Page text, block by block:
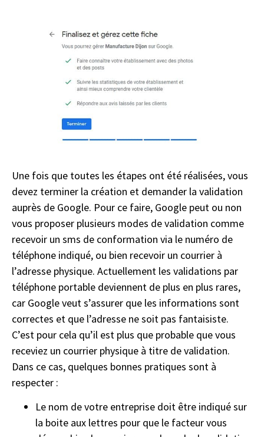
Une fois que toutes les étapes ont été réalisées, vous
devez terminer la création et demander la validation
auprès de Google. Pour ce faire, Google peut ou non
vous proposer plusieurs modes de validation comme
recevoir un sms de conformation via le numéro de
téléphone indiqué, ou bien recevoir un courrier à
l’adresse physique. Actuellement les validations par
téléphone portable deviennent de plus en plus rares,
car Google veut s’assurer que les informations sont
correctes et que l’adresse ne soit pas fantaisiste.
C’est pour cela qu’il est plus que probable que vous
receviez un courrier physique à titre de validation.
Dans ce cas, quelques bonnes pratiques sont à
respecter :
Le nom de votre entreprise doit être indiqué sur
la boite aux lettres pour que le facteur vous